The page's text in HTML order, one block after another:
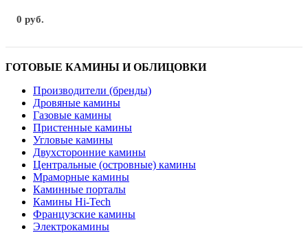
0 руб.
ГОТОВЫЕ КАМИНЫ И ОБЛИЦОВКИ
Производители (бренды)
Дровяные камины
Газовые камины
Пристенные камины
Угловые камины
Двухсторонние камины
Центральные (островные) камины
Мраморные камины
Каминные порталы
Камины Hi-Tech
Французские камины
Электрокамины